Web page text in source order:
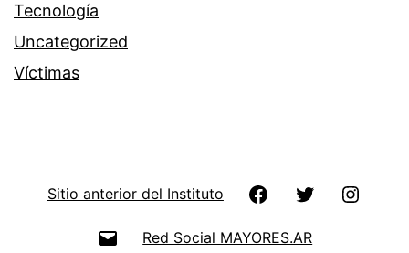
Tecnología
Uncategorized
Víctimas
Sitio anterior del Instituto FacebookTwitter
EmailRed Social MAYORES.AR